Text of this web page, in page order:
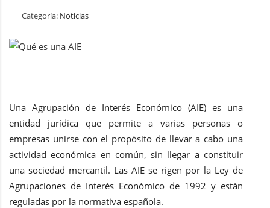
Categoría: Noticias
Una Agrupación de Interés Económico (AIE) es una
entidad jurídica que permite a varias personas o
empresas unirse con el propósito de llevar a cabo una
actividad económica en común, sin llegar a constituir
una sociedad mercantil. Las AIE se rigen por la Ley de
Agrupaciones de Interés Económico de 1992 y están
reguladas por la normativa española.